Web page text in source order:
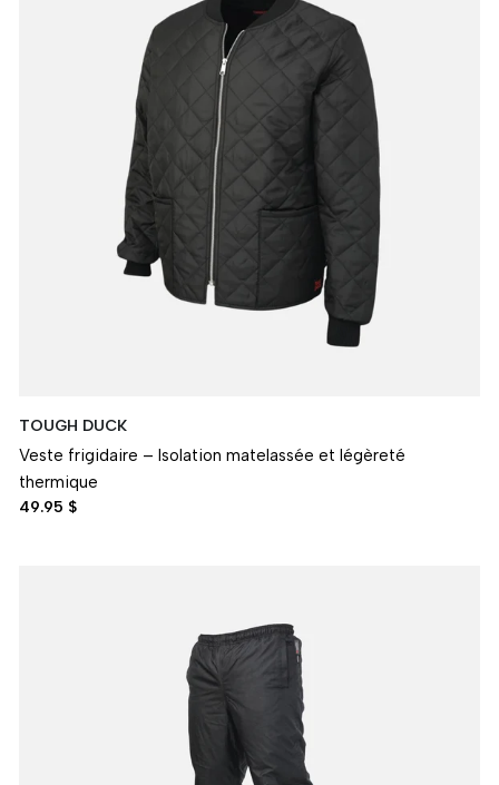
TOUGH DUCK
Veste frigidaire – Isolation matelassée et légèreté
thermique
49.95 $